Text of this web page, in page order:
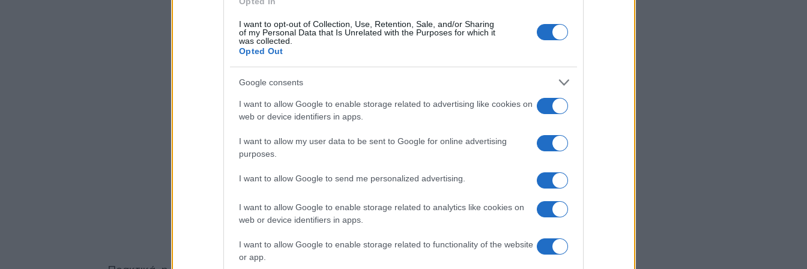
I want to opt-out of Collection, Use, Retention, Sale, and/or Sharing
of my Personal Data that Is Unrelated with the Purposes for which it
was collected.
Opted Out
Google consents
I want to allow Google to enable storage related to advertising like cookies on
web or device identifiers in apps.
I want to allow my user data to be sent to Google for online advertising
purposes.
I want to allow Google to send me personalized advertising.
I want to allow Google to enable storage related to analytics like cookies on
web or device identifiers in apps.
I want to allow Google to enable storage related to functionality of the website
or app.
της Λειψίας
ΕΛΛΑΔΑ
Πάτρα: 61χρονος έχασε 100.000 ευρώ
εξαπατούσαν για δύο χρόνια
ΔΙΕΘΝΗ
Νέα ρωσικά πλήγματα σε Οδησσό,
στόχαστρο φορτηγά πλοία και
κατοικίες
06/08/26 - 09:20
«Κραυγή αγωνίας» για 1.100
εγκλωβισμένους ανηλίκους μετά τις